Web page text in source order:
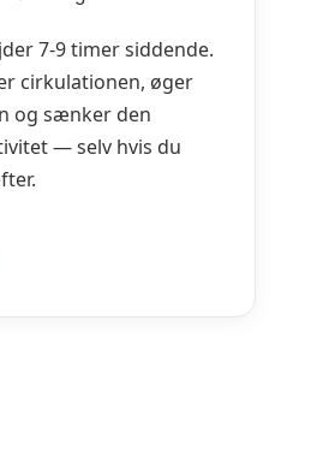
7-9 timer siddende.
cirkulationen, øger
og sænker den
— selv hvis du